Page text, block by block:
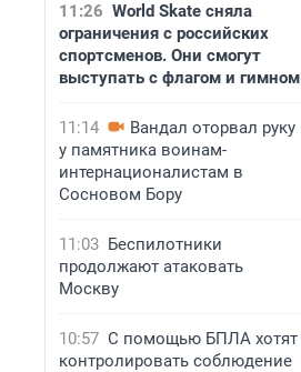
11:26 World Skate сняла
ограничения с российских
спортсменов. Они смогут
выступать с флагом и гимном
11:14
Вандал оторвал руку
у памятника воинам-
интернационалистам в
Сосновом Бору
11:03 Беспилотники
продолжают атаковать
Москву
10:57 С помощью БПЛА хотят
контролировать соблюдение